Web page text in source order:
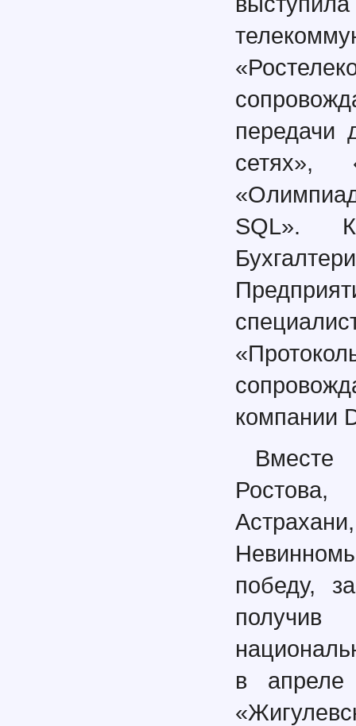
передачи
сетях»,
SQL».
компании
Вместе
Ростова,
победу,
в апреле